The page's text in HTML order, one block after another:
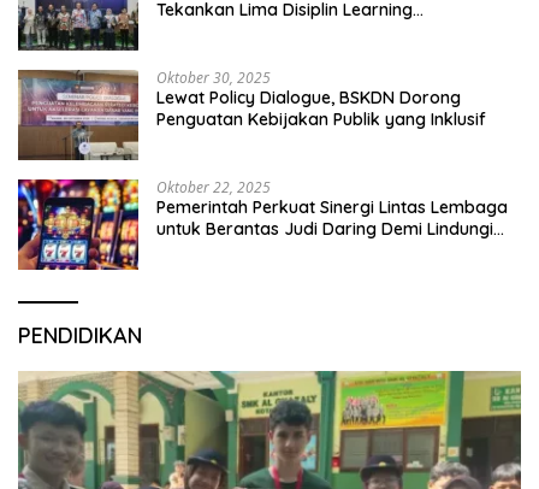
Tekankan Lima Disiplin Learning
Oktober 30, 2025
Lewat Policy Dialogue, BSKDN Dorong
Penguatan Kebijakan Publik yang Inklusif
Oktober 22, 2025
Pemerintah Perkuat Sinergi Lintas Lembaga
untuk Berantas Judi Daring Demi Lindungi
PENDIDIKAN